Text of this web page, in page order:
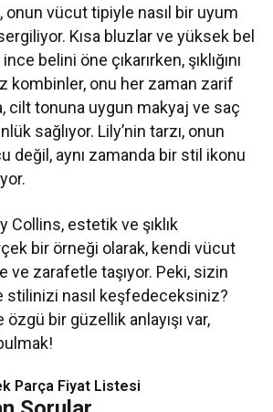
onun vücut tipiyle nasıl bir uyum
Kısa bluzlar ve yüksek bel
belini öne çıkarırken, şıklığını
kombinler, onu her zaman zarif
cilt tonuna uygun makyaj ve saç
sağlıyor. Lily’nin tarzı, onun
değil, aynı zamanda bir stil ikonu
Collins, estetik ve şıklık
bir örneği olarak, kendi vücut
ve zarafetle taşıyor. Peki, sizin
stilinizi nasıl keşfedeceksiniz?
bir güzellik anlayışı var,
Parça Fiyat Listesi​